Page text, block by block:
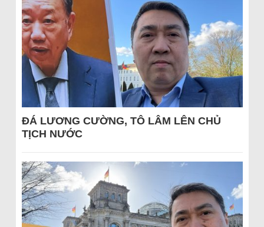
ĐÁ LƯƠNG CƯỜNG, TÔ LÂM LÊN CHỦ
TỊCH NƯỚC